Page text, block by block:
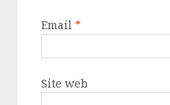
Email*
Site web